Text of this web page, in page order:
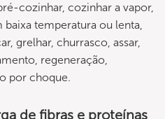
cozinhar, cozinhar a vapor,
baixa temperatura ou lenta,
grelhar, churrasco, assar,
regeneração,
por choque.
de fibras e proteínas